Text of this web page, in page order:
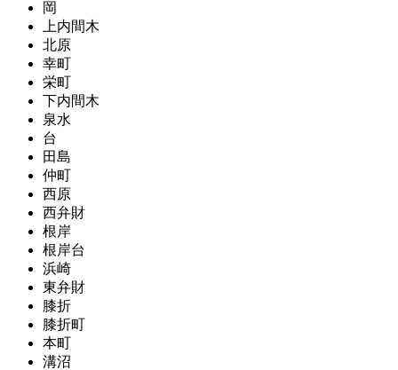
岡
上内間木
北原
幸町
栄町
下内間木
泉水
台
田島
仲町
西原
西弁財
根岸
根岸台
浜崎
東弁財
膝折
膝折町
本町
溝沼